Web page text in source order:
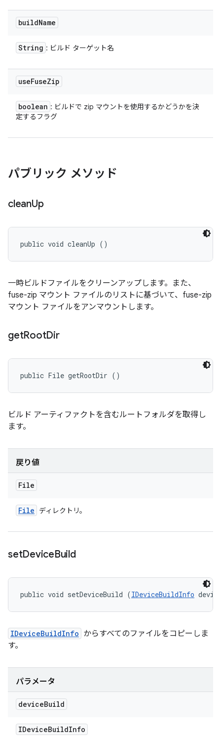
buildName
String : ビルド ターゲット名
useFuseZip
boolean : ビルドで zip マウントを使用するかどうかを決
定するフラグ
パブリック メソッド
cleanUp
public void cleanUp ()
一時ビルドファイルをクリーンアップします。また、
fuse-zip マウント ファイルのリストに基づいて、fuse-zip
マウント ファイルをアンマウントします。
getRootDir
public File getRootDir ()
ビルド アーティファクトを含むルートフォルダを取得し
ます。
戻り値
File
File ディレクトリ。
setDeviceBuild
public void setDeviceBuild (IDeviceBuildInfo
IDeviceBuildInfo からすべてのファイルをコピーしま
す。
パラメータ
deviceBuild
IDeviceBuildInfo